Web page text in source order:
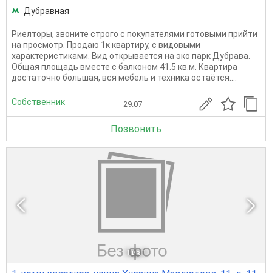
Дубравная
Риелторы, звоните строго с покупателями готовыми прийти
на просмотр. Продаю 1к квартиру, с видовыми
характеристиками. Вид открывается на эко парк Дубрава.
Общая площадь вместе с балконом 41.5 кв.м. Квартира
достаточно большая, вся мебель и техника остаётся....
Собственник 29.07
Позвонить
1 из 1